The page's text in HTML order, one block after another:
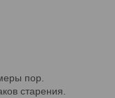
пор.
старения.